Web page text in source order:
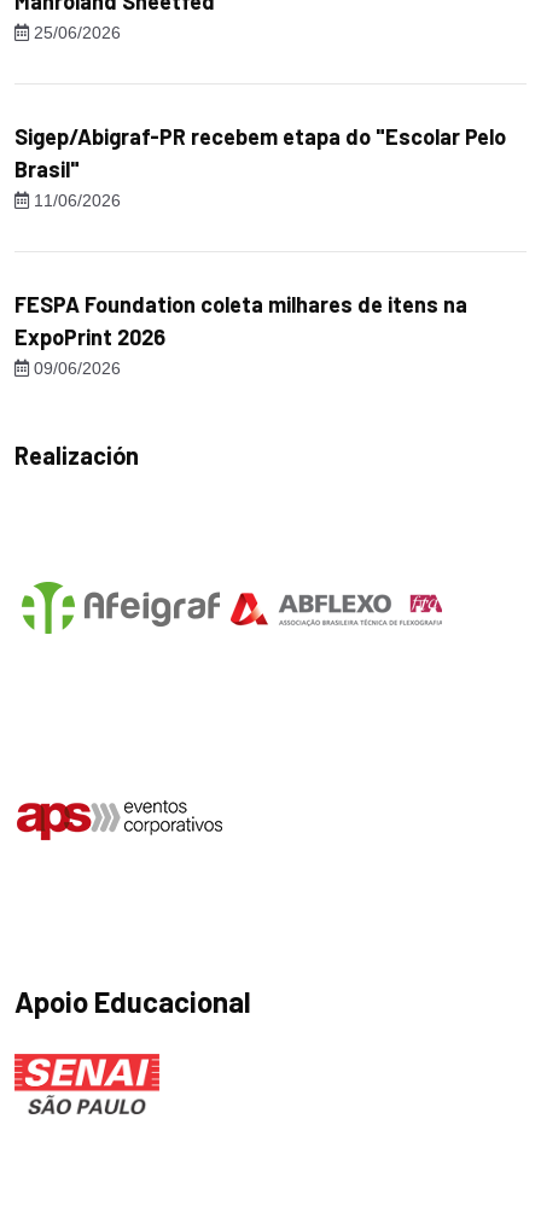
25/06/2026
Sigep/Abigraf-PR recebem etapa do "Escolar Pelo
Brasil"
11/06/2026
FESPA Foundation coleta milhares de itens na
ExpoPrint 2026
09/06/2026
Realización
Apoio Educacional